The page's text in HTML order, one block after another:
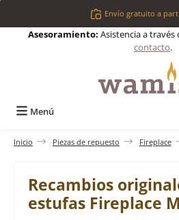
Saltar al contenido principalEnvío gratuito a
Asesoramiento: Asistencia a través
contacto.
Menú
Inicio Piezas de repuesto Fireplace
Recambios
estufas Fireplace